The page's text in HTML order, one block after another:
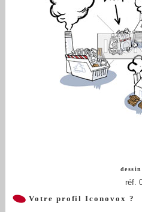
réf.
Votre profil Iconovox ?